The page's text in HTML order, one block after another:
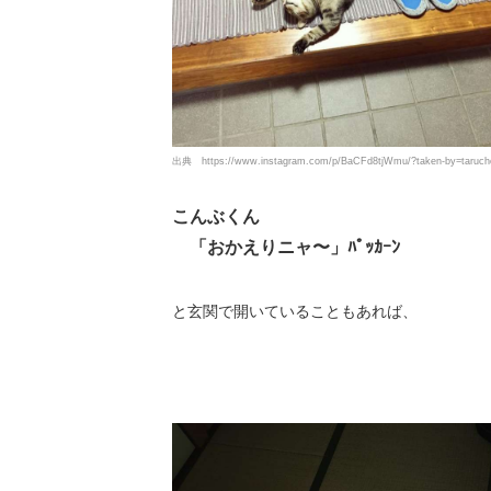
出典 https://www.instagram.com/p/BaCFd8tjWmu/?taken-
こんぶくん
「おかえりニャ〜」ﾊﾟｯｶｰﾝ
と玄関で開いていることもあれば、